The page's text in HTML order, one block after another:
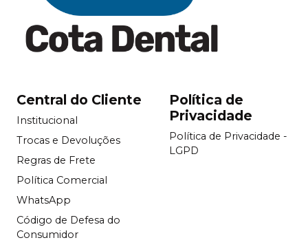
Central do Cliente
Institucional
Trocas e Devoluções
Regras de Frete
Política Comercial
WhatsApp
Código de Defesa do
Consumidor
Política de
Privacidade
Política de Privacidade -
LGPD